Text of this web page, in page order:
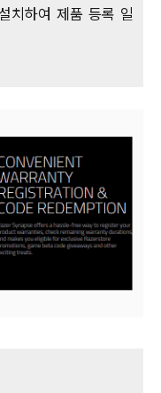
치하여 제품 등록 일